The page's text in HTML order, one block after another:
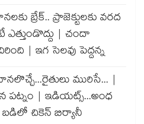
బ్రేక్.. ప్రాజెక్టులకు వరద
ఎత్తుండొద్దు | చందా
| ఇగ సెలవు పెద్దన్న
మురిసే... |
పట్నం | ఇడియట్స్...అంధ
బడిలో చికెన్ బిర్యానీ